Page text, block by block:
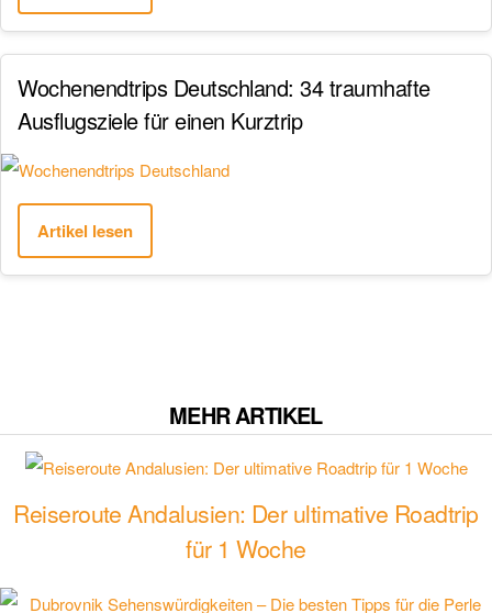
Wochenendtrips Deutschland: 34 traumhafte
Ausflugsziele für einen Kurztrip
Artikel lesen
MEHR ARTIKEL
Reiseroute Andalusien: Der ultimative Roadtrip
für 1 Woche